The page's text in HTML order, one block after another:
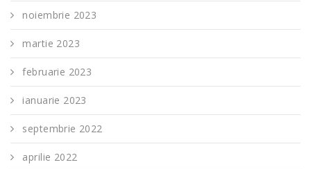
noiembrie 2023
martie 2023
februarie 2023
ianuarie 2023
septembrie 2022
aprilie 2022